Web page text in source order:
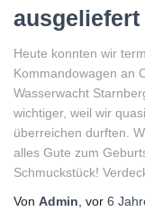
ausgeliefert
Heute konnten wir
Kommandowagen an
Wasserwacht
wichtiger, weil wir
überreichen durften.
alles Gute zum
Schmuckstück!
Von Admin , vor 6